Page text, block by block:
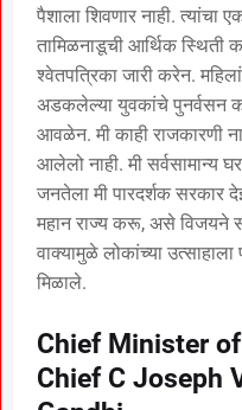
पैशाला शिवणार नाही. त्यांचा
तामिळनाडूची आर्थिक स्थिती
श्वेतपत्रिका जारी करेन.
अडकलेल्या युवकांचे पुनर्वसन
आवळेन. मी काही राजकारणी
आलेलो नाही. मी सर्वसामान्य
जनतेला मी पारदर्शक सरकार
महान राज्य करू, असे विजयने
वाक्यामुळे लोकांच्या
मिळाले.
Chief Minister
Chief C Joseph